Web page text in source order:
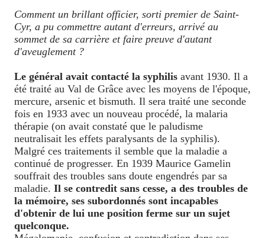
Comment un brillant officier, sorti premier de Saint-
Cyr, a pu commettre autant d'erreurs, arrivé au
sommet de sa carrière et faire preuve d'autant
d'aveuglement ?
Le général avait contacté la syphilis avant 1930. Il a
été traité au Val de Grâce avec les moyens de l'époque,
mercure, arsenic et bismuth. Il sera traité une seconde
fois en 1933 avec un nouveau procédé, la malaria
thérapie (on avait constaté que le paludisme
neutralisait les effets paralysants de la syphilis).
Malgré ces traitements il semble que la maladie a
continué de progresser. En 1939 Maurice Gamelin
souffrait des troubles sans doute engendrés par sa
maladie. Il se contredit sans cesse, a des troubles de
la mémoire, ses subordonnés sont incapables
d'obtenir de lui une position ferme sur un sujet
quelconque.